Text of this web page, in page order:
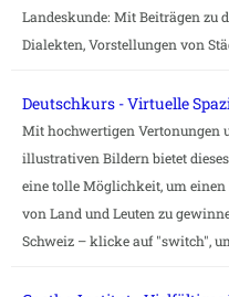
Landeskunde: Mit Beiträgen zu
Dialekten, Vorstellungen von
Deutschkurs - Virtuelle
Mit hochwertigen Vertonungen
illustrativen Bildern bietet
eine tolle Möglichkeit, um
von Land und Leuten zu
Schweiz – klicke auf "switch",